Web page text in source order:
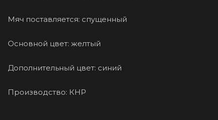
Мяч поставляется: спущенный
Основной цвет: желтый
Дополнительный цвет: синий
Производство: КНР